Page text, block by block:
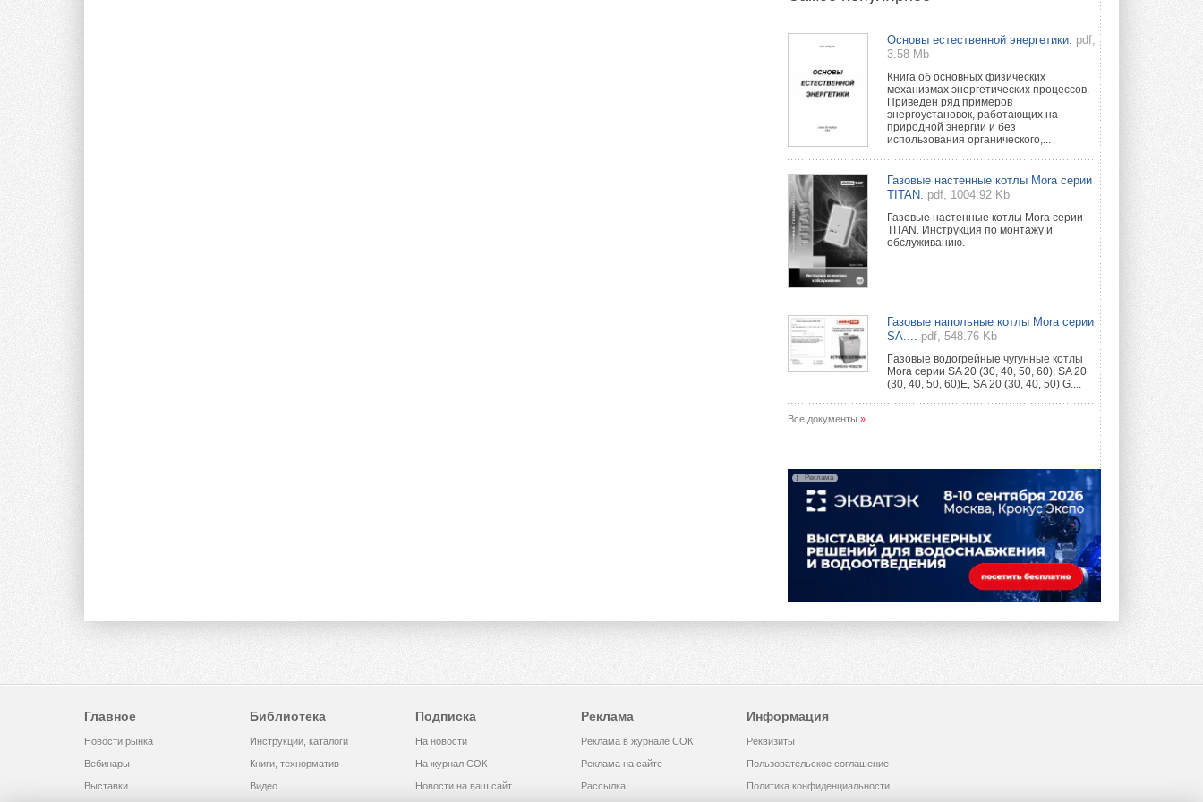
Midea открылся в Сургуте
Компания «Даичи» совместно с
партнером «Энердрим» открыла новый
фирменный магазин Midea в Сургуте ...
29 ИЮЛЯ 2026
Токио — лидер по
интенсивности использования
кондиционеров
Данные получены в ходе очередного
опроса Daikin о восприятии жары ...
28 ИЮЛЯ 2026
CDU производства LG прошёл
В Великобритании предлагают
сделать кондиционирование
обязательным для новостроек
Либеральные демократы внесли
предложение оснащать все новые ...
производство холодильной
техники и теплообменного
оборудования
Проект реализует компания «ВЕЗА» ...
Ридан объявил о старте продаж
автоматического
балансировочного клапана
Клапан APT‑R3 производится на заводе
Шумоглушители собственного
производства от компании
TURKOV
Aquatherm Almaty 2026:
ключевая платформа для
Основы естественной энергетики. pdf,
3.58 Mb
Книга об основных физических
механизмах энергетических процессов.
Приведен ряд примеров
энергоустановок, работающих на
природной энергии и без
использования органического,...
Газовые настенные котлы Mora серии
TITAN. pdf, 1004.92 Kb
Газовые настенные котлы Mora серии
TITAN. Инструкция по монтажу и
обслуживанию.
Газовые напольные котлы Mora серии
SA....
pdf, 548.76 Kb
Гaзовые водогрeйные чугунные котлы
Mora серии SA 20 (30, 40, 50, 60); SA 20
(30, 40, 50, 60)E, SA 20 (30, 40, 50) G....
Все документы »
Реклама
Главное
Новости рынка
Вебинары
Выставки
Библиотека
Инструкции, каталоги
Книги, технорматив
Видео
Подписка
На новости
На журнал СОК
Новости на ваш сайт
Реклама
Реклама в журнале СОК
Реклама на сайте
Рассылка
Информация
Реквизиты
Пользовательское соглашение
Политика конфиденциальности